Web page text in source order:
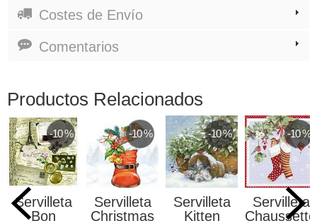
Costes de Envío
Comentarios
Productos Relacionados
-10 %
Servilleta
Bon
-10 %
Servilleta
Christmas
-10 %
Servilleta
Kitten
-10 %
Servilleta